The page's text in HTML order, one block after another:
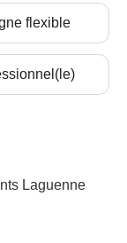
flexible